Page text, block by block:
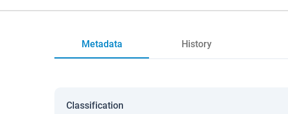
Metadata History
Classification